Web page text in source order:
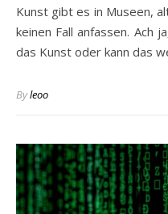
Kunst gibt es in Museen,
keinen Fall anfassen. Ach
das Kunst oder kann das
Byleoo